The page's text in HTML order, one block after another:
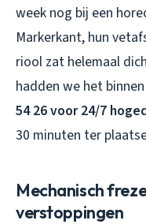
week nog bij een
Markerkant, hun
riool zat helemaal
hadden we het
54 26 voor 24/7
30 minuten ter
Mechanisch
verstoppingen